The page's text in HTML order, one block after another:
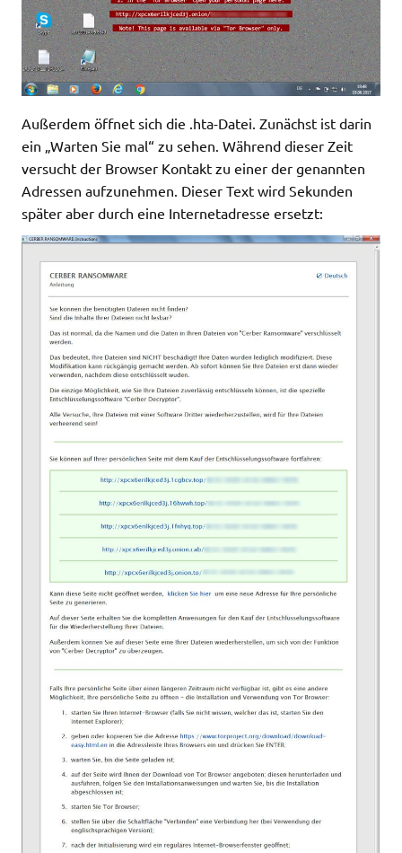
Außerdem öffnet sich die .hta-Datei. Zunächst ist darin
ein „Warten Sie mal“ zu sehen. Während dieser Zeit
versucht der Browser Kontakt zu einer der genannten
Adressen aufzunehmen. Dieser Text wird Sekunden
später aber durch eine Internetadresse ersetzt: